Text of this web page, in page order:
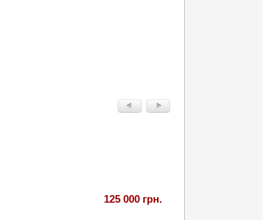
125 000 грн.